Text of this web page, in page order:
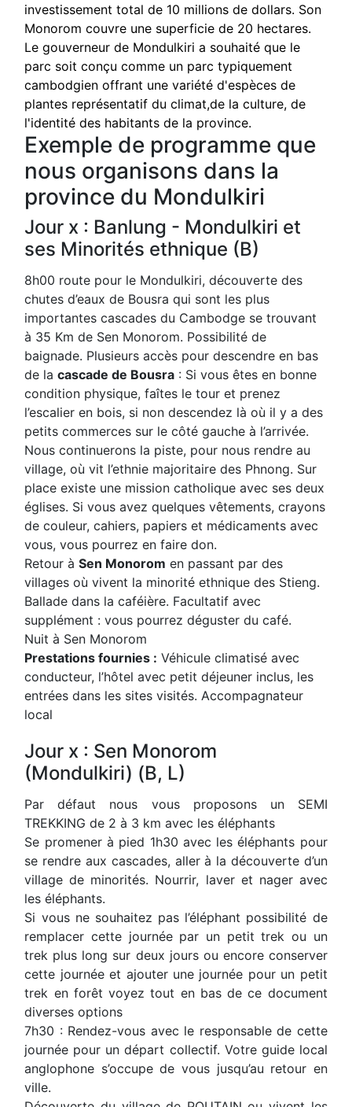
investissement total de 10 millions de dollars. Son
Monorom couvre une superficie de 20 hectares.
Le gouverneur de Mondulkiri a souhaité que le
parc soit conçu comme un parc typiquement
cambodgien offrant une variété d'espèces de
plantes représentatif du climat,de la culture, de
l'identité des habitants de la province.
Exemple de programme que
nous organisons dans la
province du Mondulkiri
Jour x : Banlung - Mondulkiri et
ses Minorités ethnique (B)
8h00 route pour le Mondulkiri, découverte des
chutes d’eaux de Bousra qui sont les plus
importantes cascades du Cambodge se trouvant
à 35 Km de Sen Monorom. Possibilité de
baignade. Plusieurs accès pour descendre en bas
de lacascade de Bousra : Si vous êtes en bonne
condition physique, faîtes le tour et prenez
l’escalier en bois, si non descendez là où il y a des
petits commerces sur le côté gauche à l’arrivée.
Nous continuerons la piste, pour nous rendre au
village, où vit l’ethnie majoritaire des Phnong. Sur
place existe une mission catholique avec ses deux
églises. Si vous avez quelques vêtements, crayons
de couleur, cahiers, papiers et médicaments avec
vous, vous pourrez en faire don.
Retour àSen Monorom en passant par des
villages où vivent la minorité ethnique des Stieng.
Ballade dans la caféière. Facultatif avec
supplément : vous pourrez déguster du café.
Nuit à Sen Monorom
Prestations fournies : Véhicule climatisé avec
conducteur, l’hôtel avec petit déjeuner inclus, les
entrées dans les sites visités. Accompagnateur
local
Jour x : Sen Monorom
(Mondulkiri) (B, L)
Par défaut nous vous proposons un SEMI
TREKKING de 2 à 3 km avec les éléphants
Se promener à pied 1h30 avec les éléphants pour
se rendre aux cascades, aller à la découverte d’un
village de minorités. Nourrir, laver et nager avec
les éléphants.
Si vous ne souhaitez pas l’éléphant possibilité de
remplacer cette journée par un petit trek ou un
trek plus long sur deux jours ou encore conserver
cette journée et ajouter une journée pour un petit
trek en forêt voyez tout en bas de ce document
diverses options
7h30 : Rendez-vous avec le responsable de cette
journée pour un départ collectif. Votre guide local
anglophone s’occupe de vous jusqu’au retour en
ville.